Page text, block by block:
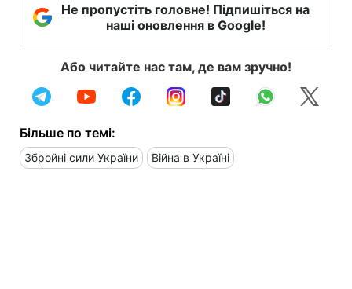
Не пропустіть головне! Підпишіться на
наші оновлення в Google!
Або читайте нас там, де вам зручно!
Більше по темі:
Збройні сили України Війна в Україні